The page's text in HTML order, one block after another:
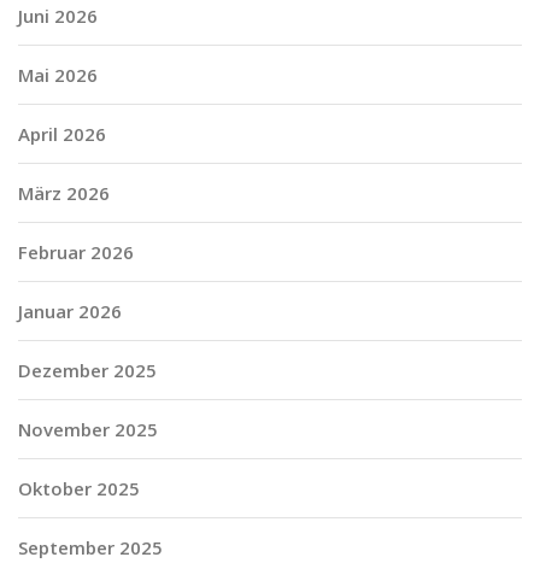
Juni 2026
Mai 2026
April 2026
März 2026
Februar 2026
Januar 2026
Dezember 2025
November 2025
Oktober 2025
September 2025